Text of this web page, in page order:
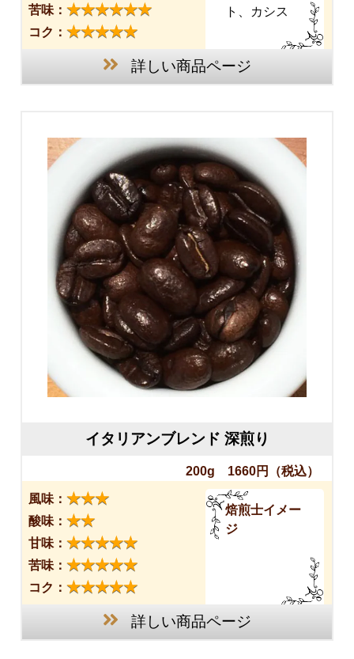
苦味： ★★★★★★
コク： ★★★★★
ト、カシス
詳しい商品ページ
イタリアンブレンド 深煎り
200g 1660円 （税込）
風味： ★★★
酸味： ★★
甘味： ★★★★★
苦味： ★★★★★
コク： ★★★★★
焙煎士イメー
ジ
詳しい商品ページ